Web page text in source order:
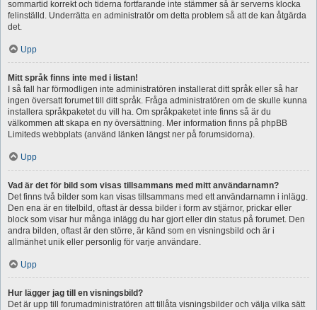
sommartid korrekt och tiderna fortfarande inte stämmer så är serverns klocka
felinställd. Underrätta en administratör om detta problem så att de kan åtgärda
det.
Upp
Mitt språk finns inte med i listan!
I så fall har förmodligen inte administratören installerat ditt språk eller så har
ingen översatt forumet till ditt språk. Fråga administratören om de skulle kunna
installera språkpaketet du vill ha. Om språkpaketet inte finns så är du
välkommen att skapa en ny översättning. Mer information finns på phpBB
Limiteds webbplats (använd länken längst ner på forumsidorna).
Upp
Vad är det för bild som visas tillsammans med mitt användarnamn?
Det finns två bilder som kan visas tillsammans med ett användarnamn i inlägg.
Den ena är en titelbild, oftast är dessa bilder i form av stjärnor, prickar eller
block som visar hur många inlägg du har gjort eller din status på forumet. Den
andra bilden, oftast är den större, är känd som en visningsbild och är i
allmänhet unik eller personlig för varje användare.
Upp
Hur lägger jag till en visningsbild?
Det är upp till forumadministratören att tillåta visningsbilder och välja vilka sätt